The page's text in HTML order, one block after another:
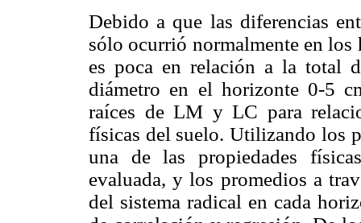
Debido a que las diferencias
sólo ocurrió normalmente en
es poca en relación a la total
diámetro en el horizonte 0-5
raíces de LM y LC para
físicas del suelo. Uti­lizando los
una de las propiedades
evaluada, y los promedios a
del sistema radical en cada